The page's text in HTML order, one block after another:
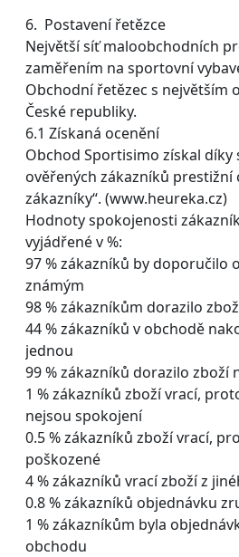
6. Postavení řetězce
Největší síť maloobchodních
zaměřením na sportovní
Obchodní řetězec s největším
České republiky.
6.1 Získaná ocenění
Obchod Sportisimo získal díky
ověřených zákazníků prestižní
zákazníky“. (www.heureka.cz)
Hodnoty spokojenosti
vyjádřené v %:
97 % zákazníků by doporučilo
známým
98 % zákazníkům dorazilo
44 % zákazníků v obchodě
jednou
99 % zákazníků dorazilo zboží
1 % zákazníků zboží vrací,
nejsou spokojení
0.5 % zákazníků zboží vrací,
poškozené
4 % zákazníků vrací zboží z
0.8 % zákazníků objednávku
1 % zákazníkům byla
obchodu